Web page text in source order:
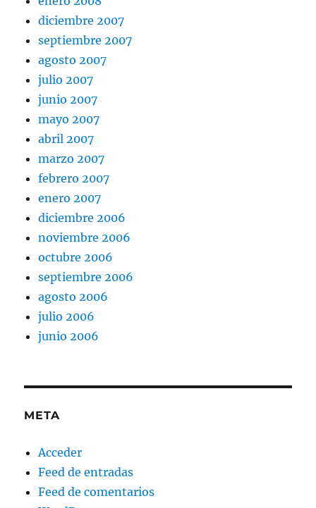
diciembre 2007
septiembre 2007
agosto 2007
julio 2007
junio 2007
mayo 2007
abril 2007
marzo 2007
febrero 2007
enero 2007
diciembre 2006
noviembre 2006
octubre 2006
septiembre 2006
agosto 2006
julio 2006
junio 2006
META
Acceder
Feed de entradas
Feed de comentarios